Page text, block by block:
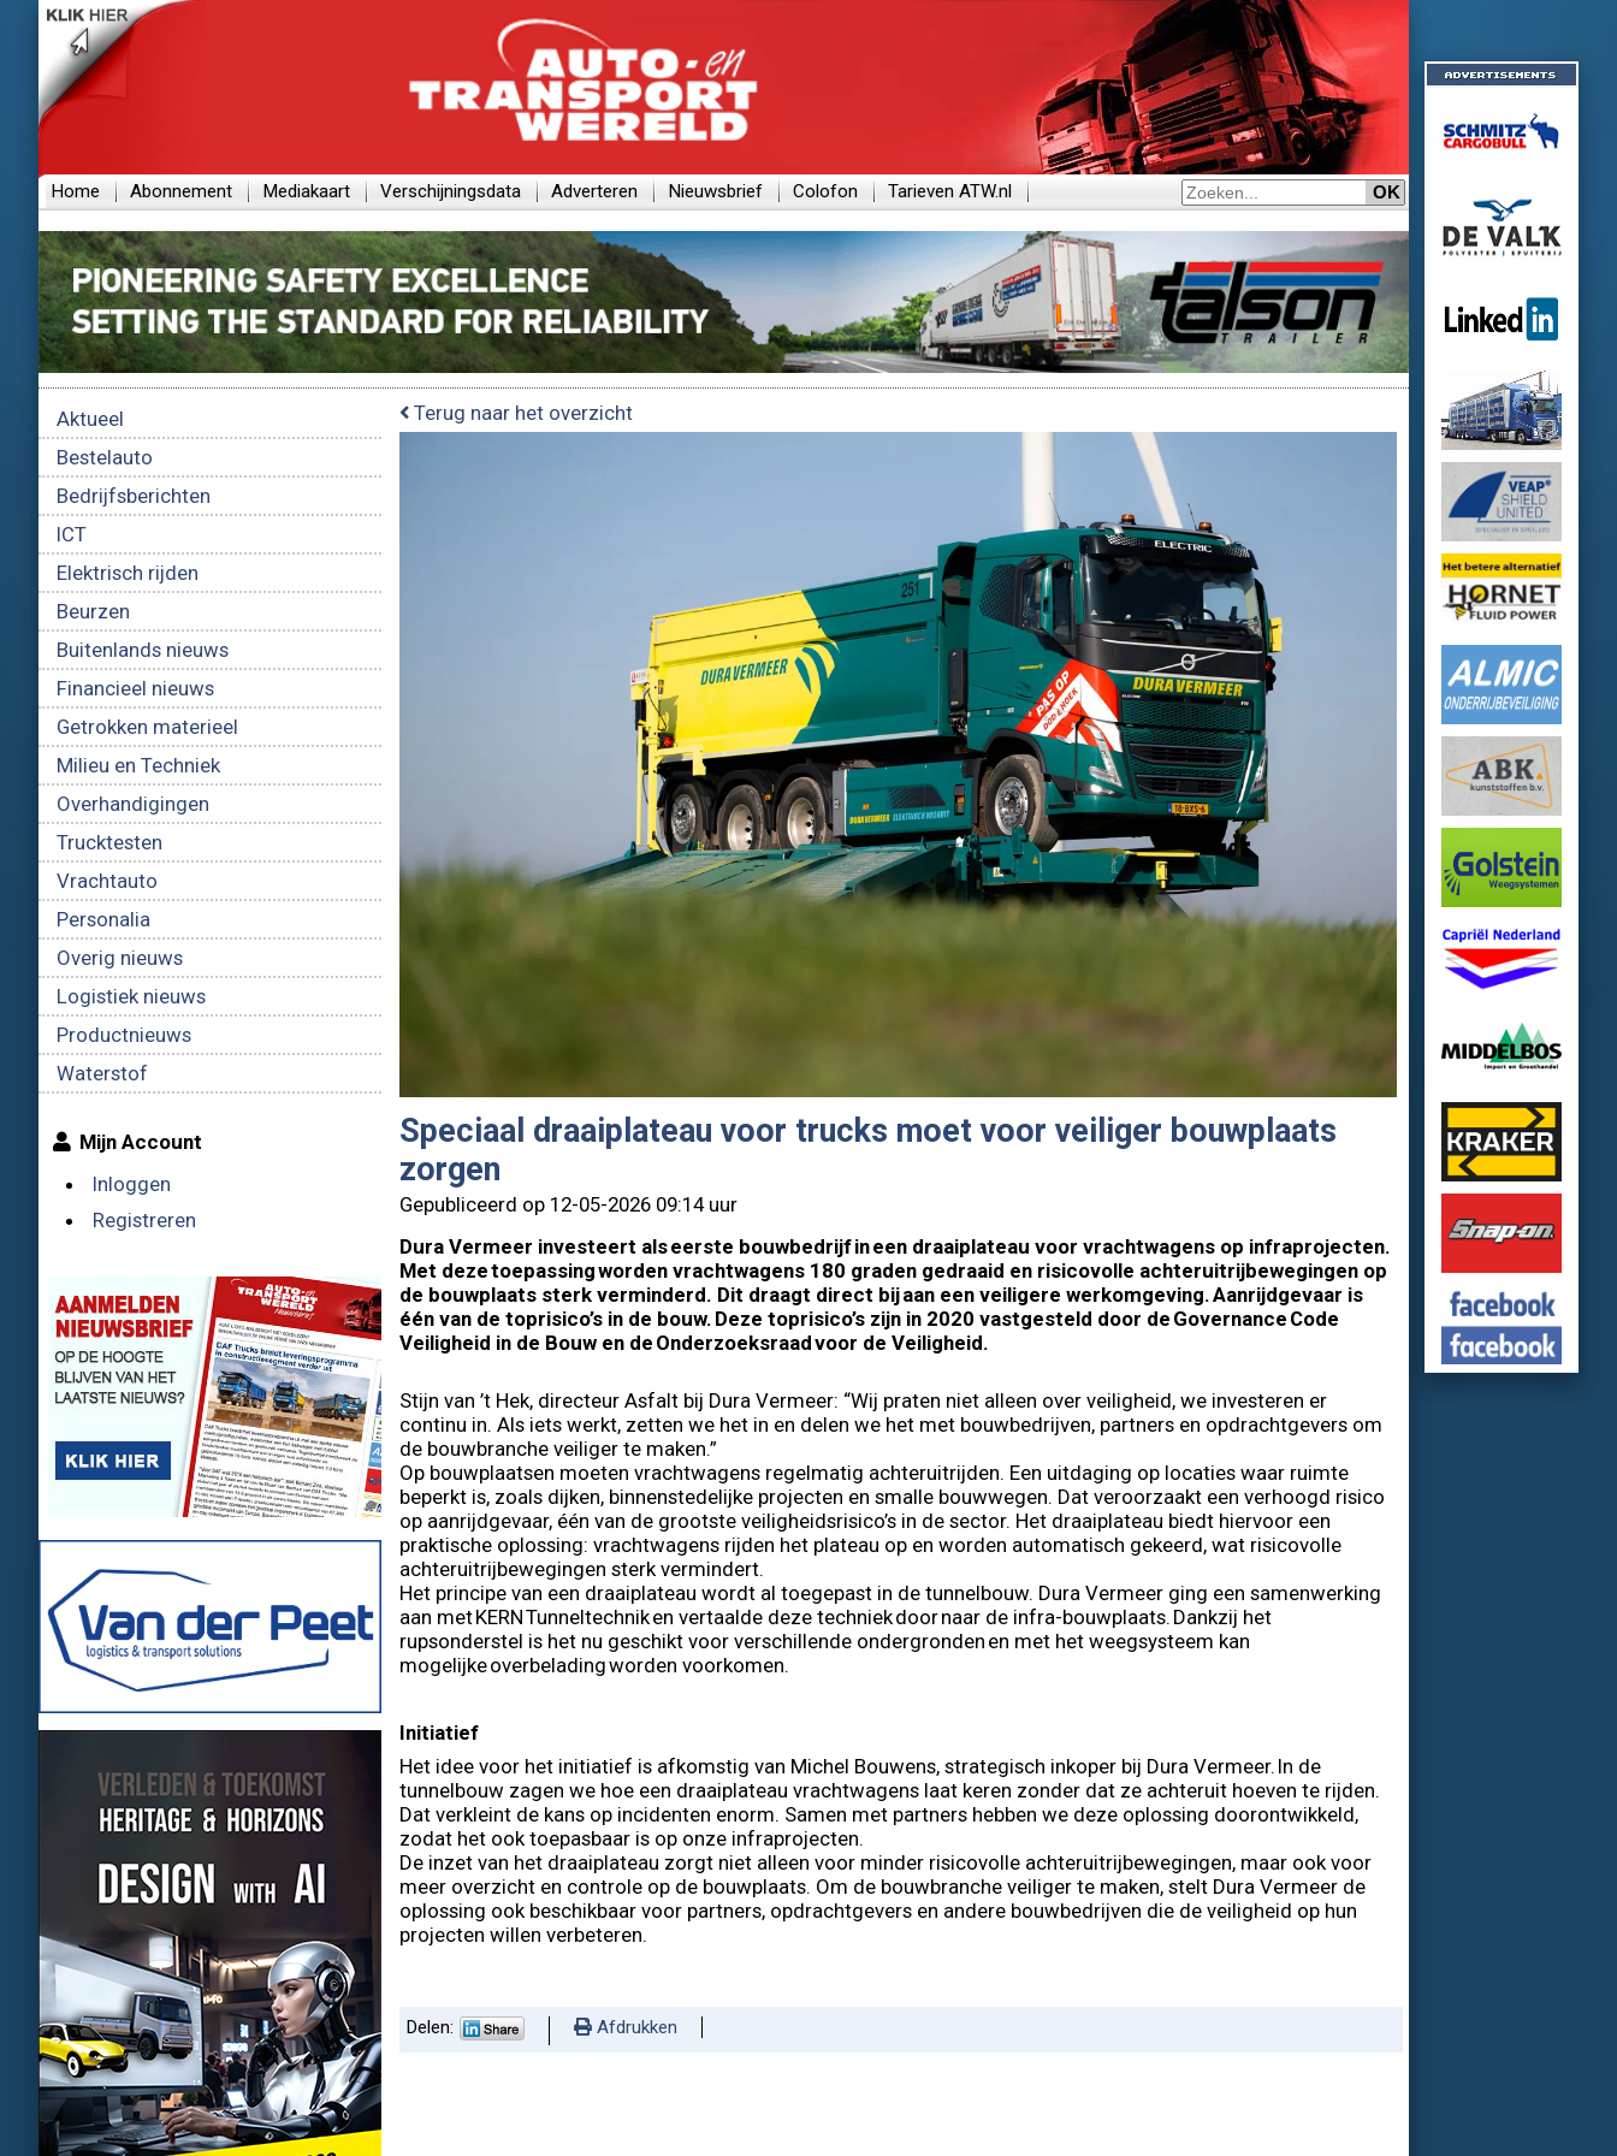
Home Abonnement Mediakaart Verschijningsdata Adverteren Nieuwsbrief Colofon Tarieven ATW.nl
Aktueel
Bestelauto
Bedrijfsberichten
ICT
Elektrisch rijden
Beurzen
Buitenlands nieuws
Financieel nieuws
Getrokken materieel
Milieu en Techniek
Overhandigingen
Trucktesten
Vrachtauto
Personalia
Overig nieuws
Logistiek nieuws
Productnieuws
Waterstof
Mijn Account
Inloggen
Registreren
Terug naar het overzicht
Speciaal draaiplateau voor trucks moet voor veiliger bouwplaats
zorgen
Gepubliceerd op 12-05-2026 09:14 uur
Dura Vermeer investeert als eerste bouwbedrijf in een draaiplateau voor vrachtwagens op infraprojecten.
Met deze toepassing worden vrachtwagens 180 graden gedraaid en risicovolle achteruitrijbewegingen op
de bouwplaats sterk verminderd. Dit draagt direct bij aan een veiligere werkomgeving. Aanrijdgevaar is
één van de toprisico’s in de bouw. Deze toprisico’s zijn in 2020 vastgesteld door de Governance Code
Veiligheid in de Bouw en de Onderzoeksraad voor de Veiligheid.
Stijn van ’t Hek, directeur Asfalt bij Dura Vermeer: “Wij praten niet alleen over veiligheid, we investeren er
continu in. Als iets werkt, zetten we het in en delen we het met bouwbedrijven, partners en opdrachtgevers om
de bouwbranche veiliger te maken.”
Op bouwplaatsen moeten vrachtwagens regelmatig achteruitrijden. Een uitdaging op locaties waar ruimte
beperkt is, zoals dijken, binnenstedelijke projecten en smalle bouwwegen. Dat veroorzaakt een verhoogd risico
op aanrijdgevaar, één van de grootste veiligheidsrisico’s in de sector. Het draaiplateau biedt hiervoor een
praktische oplossing: vrachtwagens rijden het plateau op en worden automatisch gekeerd, wat risicovolle
achteruitrijbewegingen sterk vermindert.
Het principe van een draaiplateau wordt al toegepast in de tunnelbouw. Dura Vermeer ging een samenwerking
aan met KERN Tunneltechnik en vertaalde deze techniek door naar de infra-bouwplaats. Dankzij het
rupsonderstel is het nu geschikt voor verschillende ondergronden en met het weegsysteem kan
mogelijke overbelading worden voorkomen.
Initiatief
Het idee voor het initiatief is afkomstig van Michel Bouwens, strategisch inkoper bij Dura Vermeer. In de
tunnelbouw zagen we hoe een draaiplateau vrachtwagens laat keren zonder dat ze achteruit hoeven te rijden.
Dat verkleint de kans op incidenten enorm. Samen met partners hebben we deze oplossing doorontwikkeld,
zodat het ook toepasbaar is op onze infraprojecten.
De inzet van het draaiplateau zorgt niet alleen voor minder risicovolle achteruitrijbewegingen, maar ook voor
meer overzicht en controle op de bouwplaats. Om de bouwbranche veiliger te maken, stelt Dura Vermeer de
oplossing ook beschikbaar voor partners, opdrachtgevers en andere bouwbedrijven die de veiligheid op hun
projecten willen verbeteren.
Delen: Afdrukken